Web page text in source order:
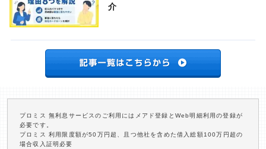
介
プロミス 無利息サービスのご利用にはメアド登録とWeb明細利用の登録が
必要です。
プロミス 利用限度額が50万円超、且つ他社を含めた借入総額100万円超の
場合収入証明必要